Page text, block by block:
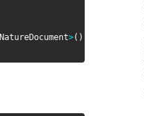
NatureDocument>( )